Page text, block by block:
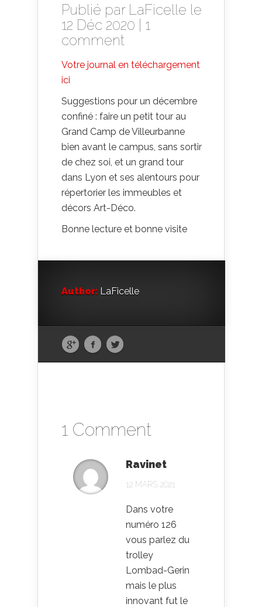
Publié par LaFicelle le
12 Déc 2020 | 1
comment
Votre journal en téléchargement
ici
Suggestions pour un décembre
confiné : faire un petit tour au
Grand Camp de Villeurbanne
bien avant le campus, sans sortir
de chez soi, et un grand tour
dans Lyon et ses alentours pour
répertorier les immeubles et
décors Art-Déco.
Bonne lecture et bonne visite
Author: LaFicelle
1 Comment
Ravinet
12 MARS 2021
Dans votre
numéro 126
vous parlez du
trolley
Lombad-Gerin
mais le plus
innovant fut le